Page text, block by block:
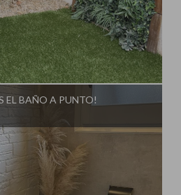
Steffido
EL BAÑO A PUNTO!